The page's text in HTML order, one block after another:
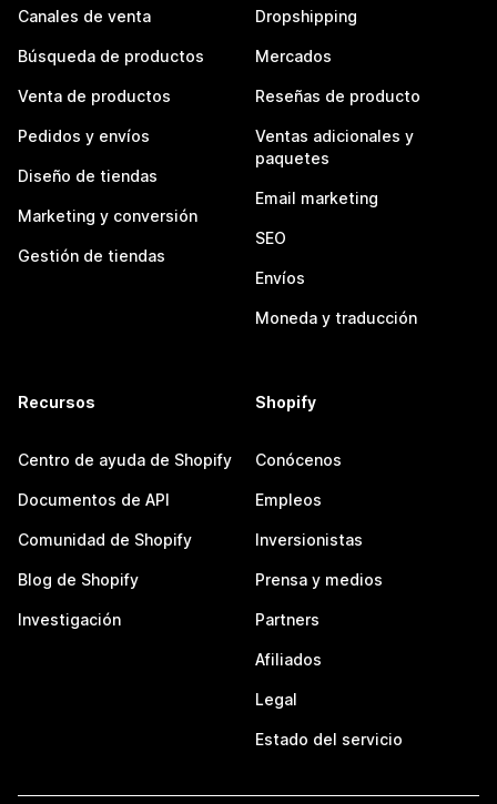
Canales de venta
Búsqueda de productos
Venta de productos
Pedidos y envíos
Diseño de tiendas
Marketing y conversión
Gestión de tiendas
Dropshipping
Mercados
Reseñas de producto
Ventas adicionales y
paquetes
Email marketing
SEO
Envíos
Moneda y traducción
Recursos
Centro de ayuda de Shopify
Documentos de API
Comunidad de Shopify
Blog de Shopify
Investigación
Shopify
Conócenos
Empleos
Inversionistas
Prensa y medios
Partners
Afiliados
Legal
Estado del servicio